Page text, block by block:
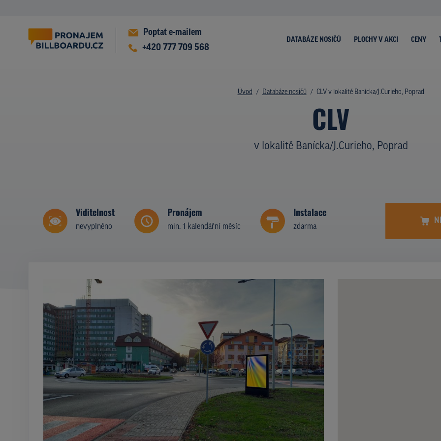
Poptat e-mailem
+420 777 709 568
DATABÁZE NOSIČŮ PLOCHY V AKCI CENY
Úvod Databáze nosičů CLV v lokalitě Banícka/J.Curieho, Poprad
CLV
v lokalitě Banícka/J.Curieho, Poprad
Viditelnost
nevyplněno
Pronájem
min. 1 kalendářní měsíc
Instalace
zdarma